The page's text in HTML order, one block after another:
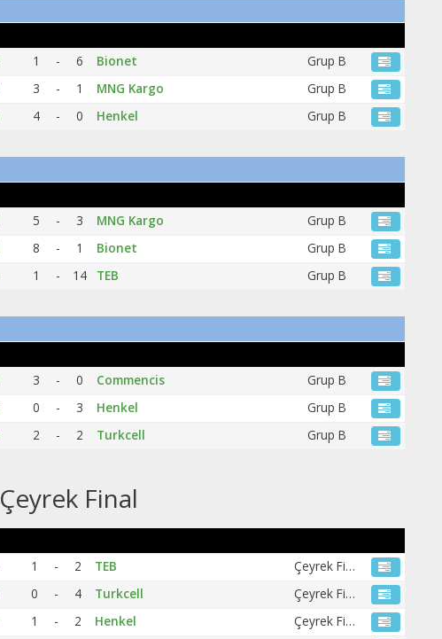
1 - 6 Bionet
Grup B
3 - 1 MNG Kargo
Grup B
4 - 0 Henkel Grup B
5 - 3 MNG Kargo
Grup B
8 - 1 Bionet
Grup B
1 - 14 TEB Grup B
3 - 0 Commencis
Grup B
0 - 3 Henkel
Grup B
2 - 2 Turkcell Grup B
Çeyrek Final
1 - 2 TEB
Çeyrek Final
0 - 4 Turkcell
Çeyrek Final
1 - 2 Henkel
Çeyrek Final